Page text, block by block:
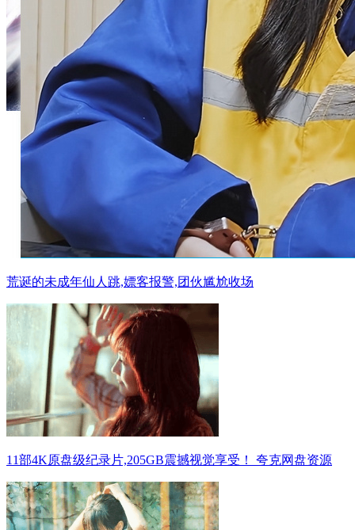
荒诞的未成年仙人跳,嫖客报警,团伙尴尬收场
11部4K原盘级纪录片,205GB震撼视觉享受！ 夸克网盘资源